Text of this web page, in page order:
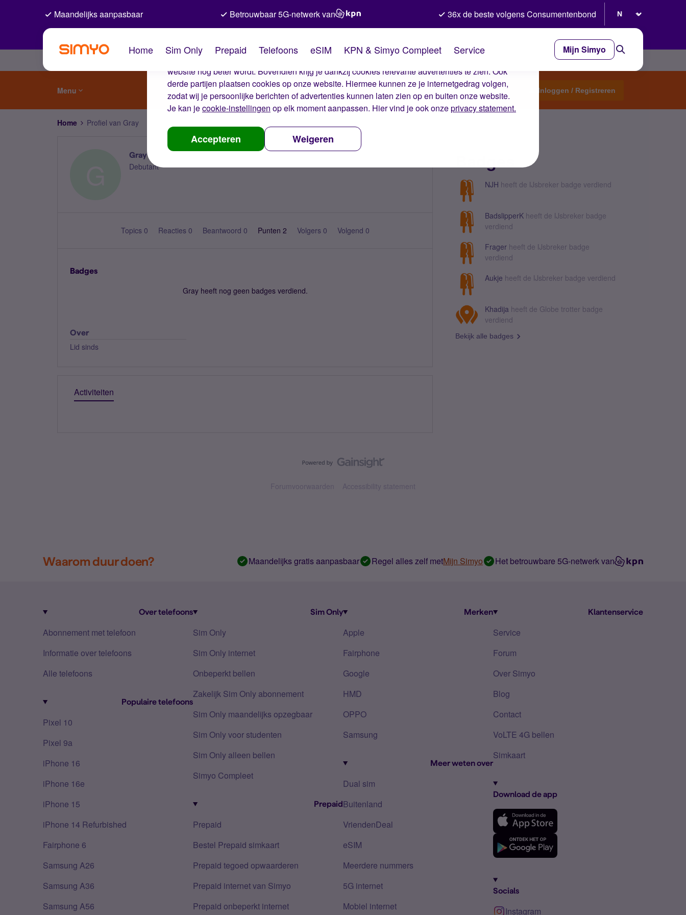
De cookies van Simyo
Wij gebruiken cookies op onze website. Met deze cookies zorgen wij ervoor dat je ervaring op de
website nog beter wordt. Bovendien krijg je dankzij cookies relevante advertenties te zien. Ook
derde partijen plaatsen cookies op onze website. Hiermee kunnen ze je internetgedrag volgen,
zodat wij je persoonlijke berichten of advertenties kunnen laten zien op en buiten onze website.
Je kan jecookie-instellingen op elk moment aanpassen. Hier vind je ook onzeprivacy statement.
Accepteren Weigeren
Maandelijks aanpasbaar Betrouwbaar 5G-netwerk van 36x de beste volgens Consumentenbond
Home Sim Only Prepaid Telefoons eSIM KPN & Simyo Compleet Service Mijn Simyo
Menu Start een topic Inloggen / Registreren
Home Profiel van Gray
Gray
Debutant
Topics 0 Reacties 0 Beantwoord 0 Punten 2 Volgers 0 Volgend 0
Badges
Gray heeft nog geen badges verdiend.
Over
Lid sinds
Activiteiten
NJH heeft de IJsbreker badge verdiend
BadslipperK heeft de IJsbreker badge
verdiend
Frager heeft de IJsbreker badge
verdiend
Aukje heeft de IJsbreker badge verdiend
Khadija heeft de Globe trotter badge
verdiend
Bekijk alle badges
Forumvoorwaarden Accessibility statement
Waarom duur doen? Maandelijks gratis aanpasbaar Regel alles zelf metMijn Simyo Het betrouwbare 5G-netwerk van
Over telefoons
Abonnement met telefoon
Informatie over telefoons
Alle telefoons
Populaire telefoons
Pixel 10
Pixel 9a
iPhone 16
iPhone 16e
iPhone 15
iPhone 14 Refurbished
Fairphone 6
Samsung A26
Samsung A36
Samsung A56
Sim Only
Sim Only
Sim Only internet
Onbeperkt bellen
Zakelijk Sim Only abonnement
Sim Only maandelijks opzegbaar
Sim Only voor studenten
Sim Only alleen bellen
Simyo Compleet
Prepaid
Prepaid
Bestel Prepaid simkaart
Prepaid tegoed opwaarderen
Prepaid internet van Simyo
Prepaid onbeperkt internet
Merken
Apple
Fairphone
Google
HMD
OPPO
Samsung
Meer weten over
Dual sim
Buitenland
VriendenDeal
eSIM
Meerdere nummers
5G internet
Mobiel internet
Klantenservice
Service
Forum
Over Simyo
Blog
Contact
VoLTE 4G bellen
Simkaart
Download de app
Socials
Instagram